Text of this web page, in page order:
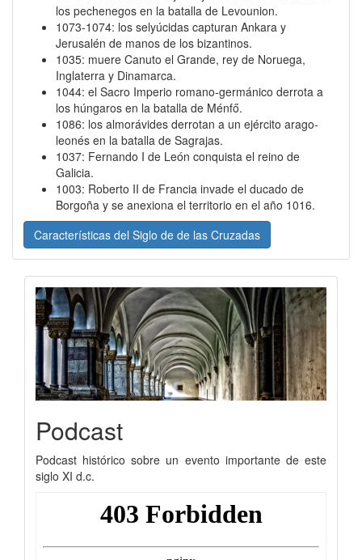
los pechenegos en la batalla de Levounion.
1073-1074: los selyúcidas capturan Ankara y
Jerusalén de manos de los bizantinos.
1035: muere Canuto el Grande, rey de Noruega,
Inglaterra y Dinamarca.
1044: el Sacro Imperio romano-germánico derrota a
los húngaros en la batalla de Ménfő.
1086: los almorávides derrotan a un ejército arago-
leonés en la batalla de Sagrajas.
1037: Fernando I de León conquista el reino de
Galicia.
1003: Roberto II de Francia invade el ducado de
Borgoña y se anexiona el territorio en el año 1016.
Características del Siglo de de las Cruzadas
Podcast
Podcast histórico sobre un evento importante de este
siglo XI d.c.